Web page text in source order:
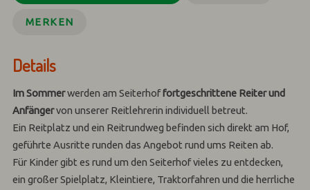
MERKEN
Details
ImSommerwerden am Seiterhoffortgeschrittene Reiter und
Anfängervon unserer Reitlehrerin individuell betreut.
Ein Reitplatz und ein Reitrundweg befinden sich direkt am Hof,
geführte Ausritte runden das Angebot rund ums Reiten ab.
Für Kinder gibt es rund um den Seiterhof vieles zu entdecken,
ein großer Spielplatz, Kleintiere, Traktorfahren und die herrliche